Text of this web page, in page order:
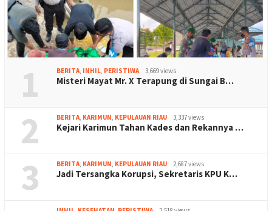
1 BERITA, INHIL, PERISTIWA 3,669 views
Misteri Mayat Mr. X Terapung di Sungai B…
2 BERITA, KARIMUN, KEPULAUAN RIAU 3,337 views
Kejari Karimun Tahan Kades dan Rekannya …
3 BERITA, KARIMUN, KEPULAUAN RIAU 2,687 views
Jadi Tersangka Korupsi, Sekretaris KPU K…